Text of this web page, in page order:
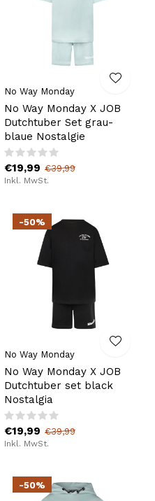
No Way Monday
No Way Monday X JOB
Dutchtuber Set grau-
blaue Nostalgie
€19,99 €39,99
Inkl. MwSt.
-50%
No Way Monday
No Way Monday X JOB
Dutchtuber set black
Nostalgia
€19,99 €39,99
Inkl. MwSt.
-50%